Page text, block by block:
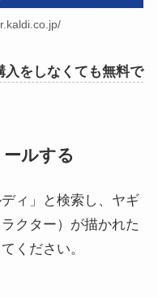
入をしなくても無料で
ルする
ィ」と検索し、ヤギ
クター）が描かれた
ください。